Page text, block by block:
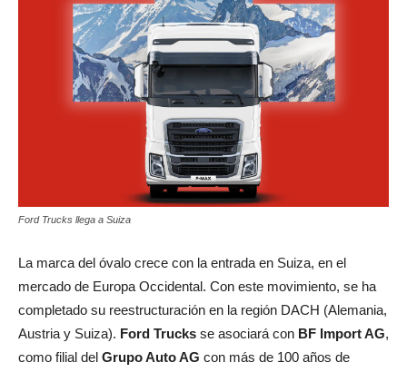
Ford Trucks llega a Suiza
La marca del óvalo crece con la entrada en Suiza, en el
mercado de Europa Occidental. Con este movimiento, se ha
completado su reestructuración en la región DACH (Alemania,
Austria y Suiza). Ford Trucks se asociará con BF Import AG,
como filial del Grupo Auto AG con más de 100 años de